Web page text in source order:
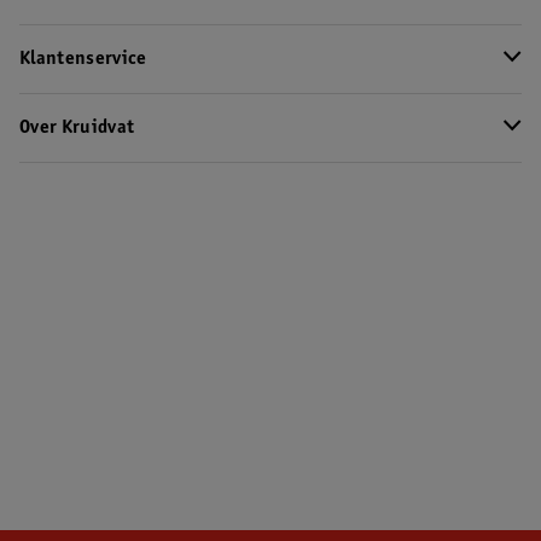
Klantenservice
Over Kruidvat